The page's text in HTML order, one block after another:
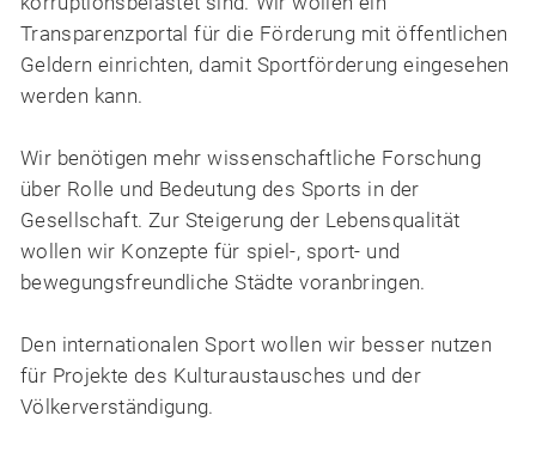
Transparenzportal für die Förderung mit öffentlichen
Geldern einrichten, damit Sportförderung eingesehen
werden kann.
Wir benötigen mehr wissenschaftliche Forschung
über Rolle und Bedeutung des Sports in der
Gesellschaft. Zur Steigerung der Lebensqualität
wollen wir Konzepte für spiel-, sport- und
bewegungsfreundliche Städte voranbringen.
Den internationalen Sport wollen wir besser nutzen
für Projekte des Kulturaustausches und der
Völkerverständigung.